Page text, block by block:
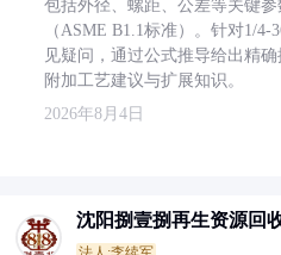
包括外径、螺距、公差等关键
（ASME B1.1标准）。针对1/4-
见疑问，通过公式推导给出精
附加工艺建议与扩展知识。
2026年8月4日
沈阳捌壹捌再生资源回